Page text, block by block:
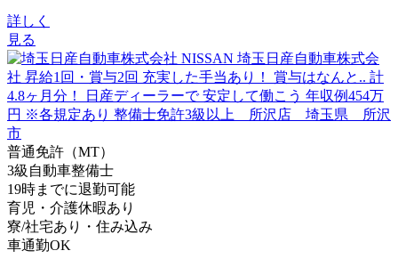
詳しく
見る
普通免許（MT）
3級自動車整備士
19時までに退勤可能
育児・介護休暇あり
寮/社宅あり・住み込み
車通勤OK